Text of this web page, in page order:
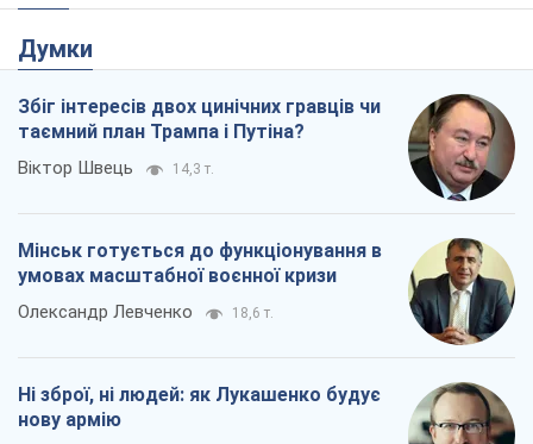
Думки
Збіг інтересів двох цинічних гравців чи
таємний план Трампа і Путіна?
Віктор Швець 14,3 т.
Мінськ готується до функціонування в
умовах масштабної воєнної кризи
Олександр Левченко 18,6 т.
Ні зброї, ні людей: як Лукашенко будує
нову армію